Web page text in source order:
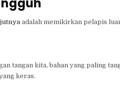
adalah memikirkan pelapis
tangan kita, bahan yang paling
keras.